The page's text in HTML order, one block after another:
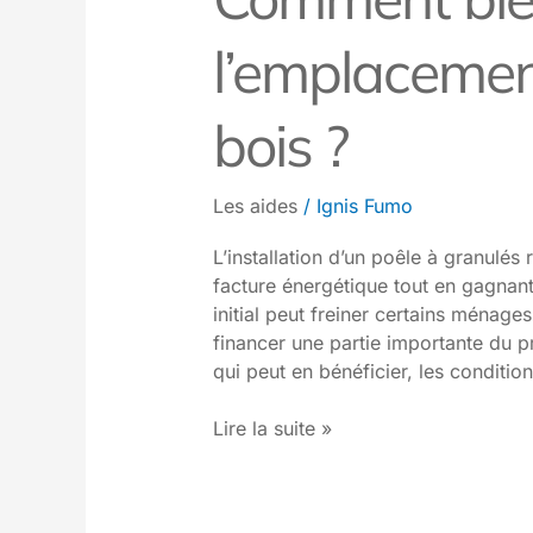
bois ?
Les aides/ Ignis Fumo
L’installation d’un poêle à
facture énergétique tout en
initial peut freiner certains
financer une partie importante du
qui peut en bénéficier, les
Lire la suite »